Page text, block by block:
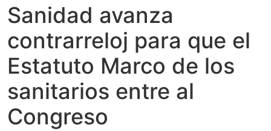
Sanidad avanza
contrarreloj para que el
Estatuto Marco de los
sanitarios entre al
Congreso